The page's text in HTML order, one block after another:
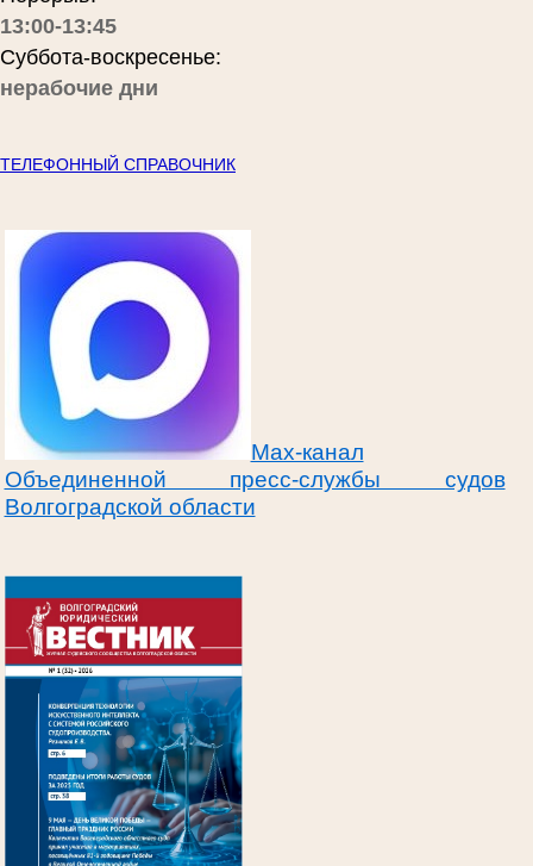
13:00-13:45
Суббота-воскресенье:
нерабочие дни
ТЕЛЕФОННЫЙ СПРАВОЧНИК
Max-канал
Объединенной пресс-службы судов
Волгоградской области